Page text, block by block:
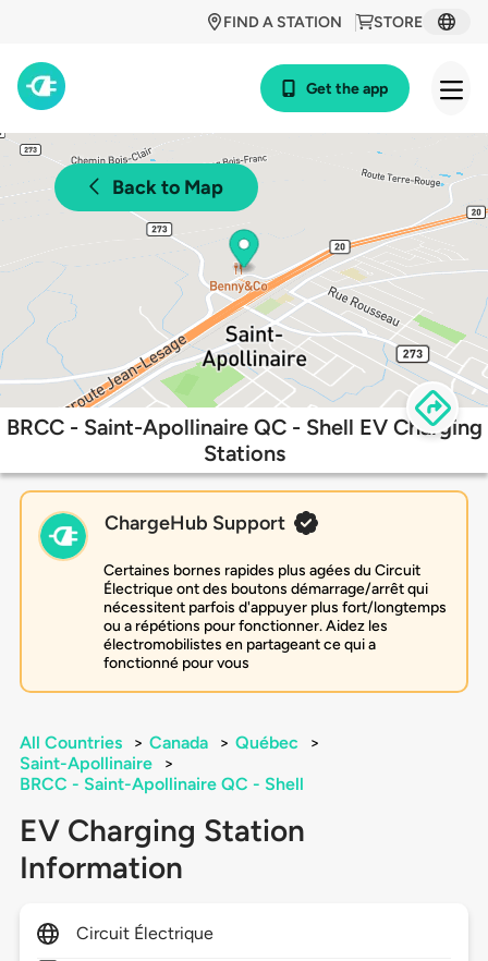
STORE
FIND A STATION
Get the app
Back to Map
BRCC - Saint-Apollinaire QC - Shell EV Charging
Stations
ChargeHub Support
Certaines bornes rapides plus agées du Circuit
Électrique ont des boutons démarrage/arrêt qui
nécessitent parfois d'appuyer plus fort/longtemps
ou a répétions pour fonctionner. Aidez les
électromobilistes en partageant ce qui a
fonctionné pour vous
All Countries > Canada > Québec
>
Saint-Apollinaire
>
BRCC - Saint-Apollinaire QC - Shell
EV Charging Station
Information
Circuit Électrique